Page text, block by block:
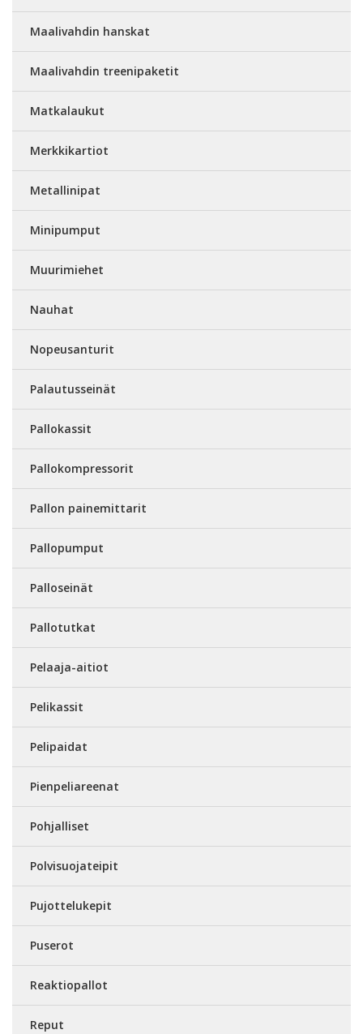
Maalivahdin hanskat
Maalivahdin treenipaketit
Matkalaukut
Merkkikartiot
Metallinipat
Minipumput
Muurimiehet
Nauhat
Nopeusanturit
Palautusseinät
Pallokassit
Pallokompressorit
Pallon painemittarit
Pallopumput
Palloseinät
Pallotutkat
Pelaaja-aitiot
Pelikassit
Pelipaidat
Pienpeliareenat
Pohjalliset
Polvisuojateipit
Pujottelukepit
Puserot
Reaktiopallot
Reput